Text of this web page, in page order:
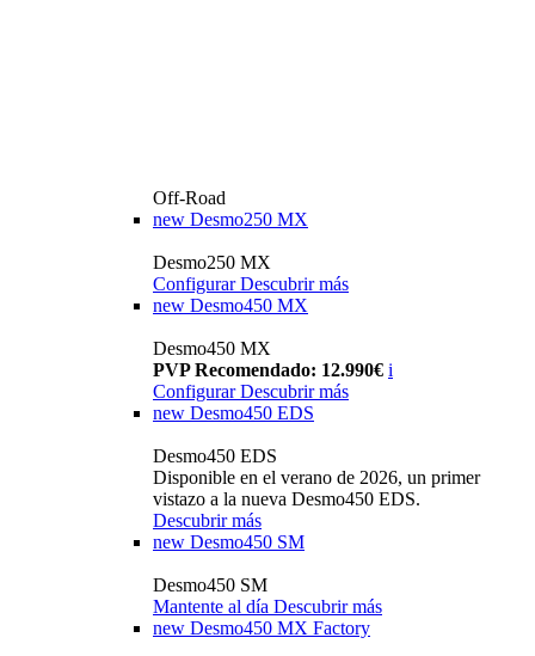
Off-Road
new Desmo250 MX
Desmo250 MX
Configurar Descubrir más
new Desmo450 MX
Desmo450 MX
PVP Recomendado: 12.990€ i
Configurar Descubrir más
new Desmo450 EDS
Desmo450 EDS
Disponible en el verano de 2026, un primer
vistazo a la nueva Desmo450 EDS.
Descubrir más
new Desmo450 SM
Desmo450 SM
Mantente al día Descubrir más
new Desmo450 MX Factory